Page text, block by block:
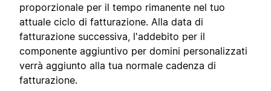
proporzionale per il tempo rimanente nel tuo
attuale ciclo di fatturazione. Alla data di
fatturazione successiva, l'addebito per il
componente aggiuntivo per domini personalizzati
verrà aggiunto alla tua normale cadenza di
fatturazione.